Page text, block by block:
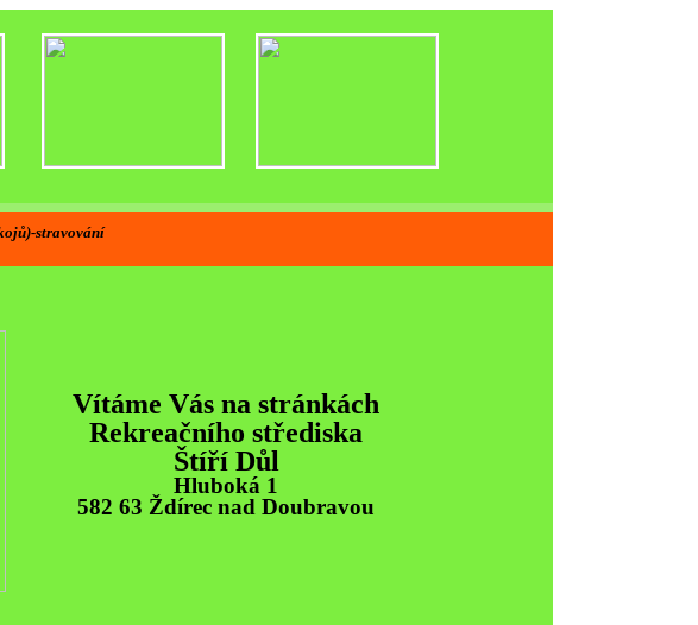
stravování
Vítáme Vás na stránkách
Rekreačního střediska
Štíří Důl
Hluboká 1
582 63 Ždírec nad Doubravou